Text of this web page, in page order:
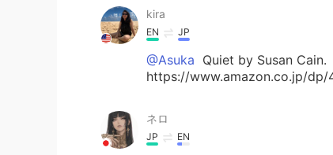
kira
EN JP
@Asuka Quiet by Susan Cain.
https://www.amazon.co.jp/dp/
ネロ
JP EN